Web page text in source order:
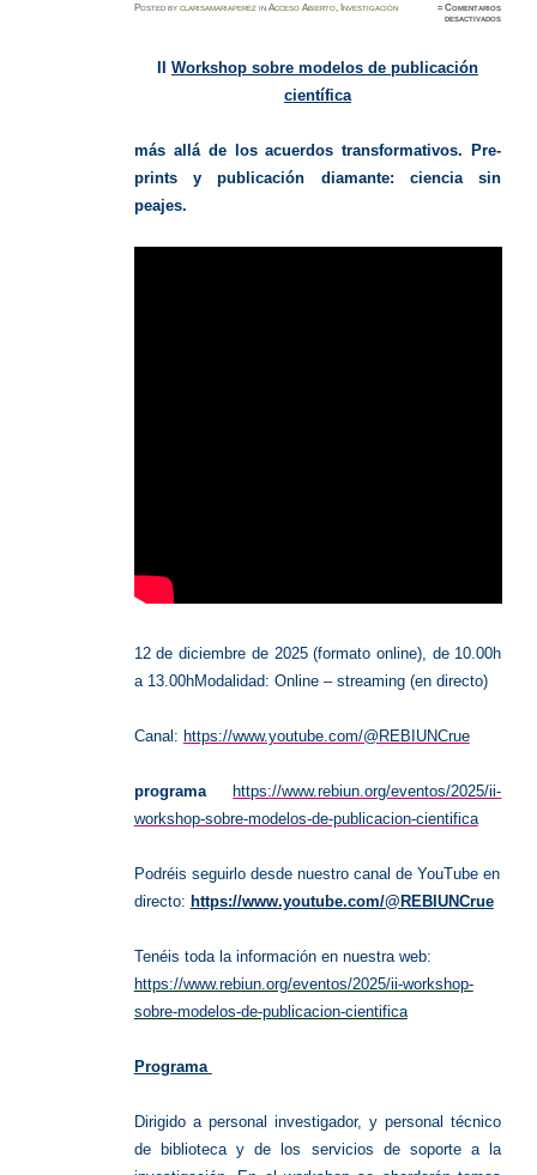
Postedbyclarisamariaperez inAcceso Abierto, Investigación ≈Comentarios
desactivadosen
IIWorkshop sobre modelos de publicación
científica
más allá de los acuerdos transformativos.
Pre-
prints y publicación diamante: ciencia sin
peajes.
12 de diciembre de 2025 (formato online), de 10.00h
a 13.00hModalidad: Online – streaming (en directo)
Canal: https://www.youtube.com/@REBIUNCrue
programa
https://www.rebiun.org/eventos/2025/ii-
workshop-sobre-modelos-de-publicacion-cientifica
Podréis seguirlo desde nuestro canal de YouTube en
directo: https://www.youtube.com/@REBIUNCrue
Tenéis toda la información en nuestra web:
https://www.rebiun.org/eventos/2025/ii-workshop-
sobre-modelos-de-publicacion-cientifica
Programa
Dirigido a personal investigador, y personal técnico
de biblioteca y de los servicios de soporte a la